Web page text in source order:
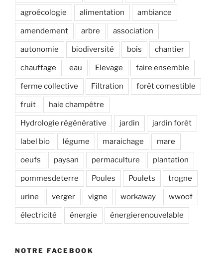
agroécologie alimentation ambiance
amendement arbre association
autonomie biodiversité bois chantier
chauffage eau Elevage faire ensemble
ferme collective Filtration forêt comestible
fruit haie champêtre
Hydrologie régénérative jardin jardin forêt
label bio légume maraichage mare
oeufs paysan permaculture plantation
pommesdeterre Poules Poulets trogne
urine verger vigne workaway wwoof
électricité énergie énergierenouvelable
NOTRE FACEBOOK